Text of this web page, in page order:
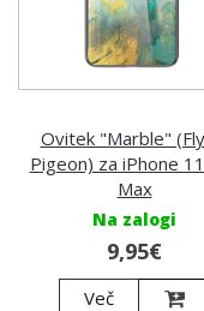
Ovitek "Marble"
Pigeon) za iPhone
Max
Na zalogi
9,95€
Več